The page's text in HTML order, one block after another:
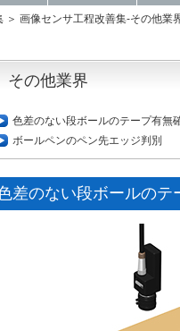
画像センサ工程改善集-その他業
その他業界
色差のない段ボールのテープ有無
ボールペンのペン先エッジ判別
差のない段ボールのテ